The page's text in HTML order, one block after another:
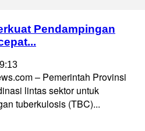
Pendampingan
– Pemerintah Provinsi
lintas sektor untuk
tuberkulosis (TBC)...